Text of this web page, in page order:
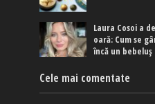
Laura Cosoi a
oară: Cum se
încă un bebeluș
Cele mai comentate